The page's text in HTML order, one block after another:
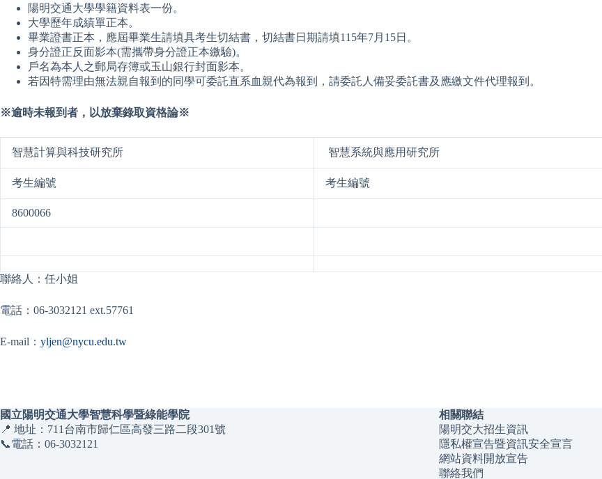
陽明交通大學學籍資料表一份。
大學歷年成績單正本。
畢業證書正本，應屆畢業生請填具考生切結書，切結書日期請填115年7月15日。
身分證正反面影本(需攜帶身分證正本繳驗)。
戶名為本人之郵局存簿或玉山銀行封面影本。
若因特需理由無法親自報到的同學可委託直系血親代為報到，請委託人備妥委託書及應繳文件代理報到。
※逾時未報到者，以放棄錄取資格論※
智慧計算與科技研究所 智慧系統與應用研究所
考生編號 考生編號
8600066
聯絡人：任小姐
電話：06-3032121 ext.57761
E-mail： yljen@nycu.edu.tw
國立陽明交通大學智慧科學暨綠能學院
📍 地址：711台南市歸仁區高發三路二段301號
📞電話：06-3032121
相關聯結
陽明交大招生資訊
隱私權宣告暨資訊安全宣言
網站資料開放宣告
聯絡我們